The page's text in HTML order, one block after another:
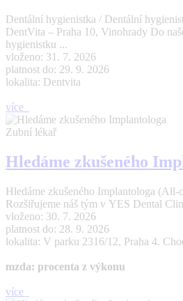
Dentální hygienistka / Dentální
DentVita – Praha 10, Vinohrady Do
hygienistku ...
vloženo: 31. 7. 2026
platnost do: 29. 9. 2026
lokalita: Dentvita
více
Zubní lékař
Hledáme zkušeného
Hledáme zkušeného Implantologa
Rozšiřujeme náš tým v YES Dental
vloženo: 30. 7. 2026
platnost do: 28. 9. 2026
lokalita: V parku 2316/12, Praha 4.
mzda: procenta z výkonu
více